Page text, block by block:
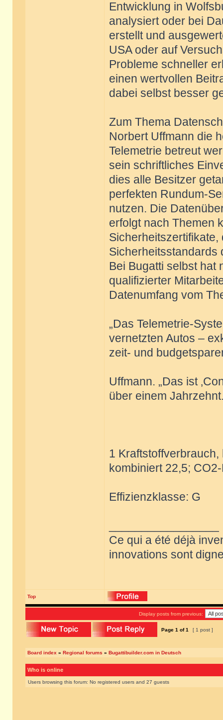
Entwicklung in
analysiert oder bei
erstellt und
USA oder auf
Probleme schneller
einen wertvollen
dabei selbst besser
Zum Thema
Norbert Uffmann die
Telemetrie betreut
sein schriftliches
dies alle Besitzer
perfekten Rundum-
nutzen. Die
erfolgt nach Themen
Sicherheitsstandards
Bei Bugatti selbst hat
qualifizierter
Datenumfang vom
„Das Telemetrie-
vernetzten Autos –
zeit- und
Uffmann. „Das ist
über einem
1
kombiniert 22,5;
Effizienzklasse: G
Ce qui a été déjà
innovations sont
Top
Display posts from previous:
Page 1 of1 [ 1 post ]
Board index » Regional forums » Bugattibuilder.com in Deutsch
Who is online
Users browsing this forum: No registered users and 27 guests